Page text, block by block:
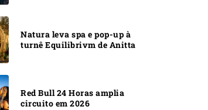
Natura leva spa e pop-up à
turnê Equilibrivm de Anitta
Red Bull 24 Horas amplia
circuito em 2026